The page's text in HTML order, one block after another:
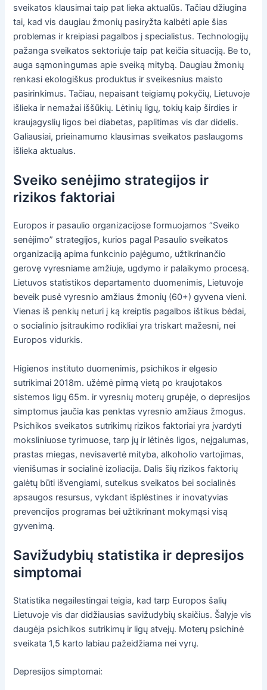
sveikatos klausimai taip pat lieka aktualūs. Tačiau džiugina
tai, kad vis daugiau žmonių pasiryžta kalbėti apie šias
problemas ir kreipiasi pagalbos į specialistus. Technologijų
pažanga sveikatos sektoriuje taip pat keičia situaciją. Be to,
auga sąmoningumas apie sveiką mitybą. Daugiau žmonių
renkasi ekologiškus produktus ir sveikesnius maisto
pasirinkimus. Tačiau, nepaisant teigiamų pokyčių, Lietuvoje
išlieka ir nemažai iššūkių. Lėtinių ligų, tokių kaip širdies ir
kraujagyslių ligos bei diabetas, paplitimas vis dar didelis.
Galiausiai, prieinamumo klausimas sveikatos paslaugoms
išlieka aktualus.
Sveiko senėjimo strategijos ir
rizikos faktoriai
Europos ir pasaulio organizacijose formuojamos “Sveiko
senėjimo” strategijos, kurios pagal Pasaulio sveikatos
organizaciją apima funkcinio pajėgumo, užtikrinančio
gerovę vyresniame amžiuje, ugdymo ir palaikymo procesą.
Lietuvos statistikos departamento duomenimis, Lietuvoje
beveik pusė vyresnio amžiaus žmonių (60+) gyvena vieni.
Vienas iš penkių neturi į ką kreiptis pagalbos ištikus bėdai,
o socialinio įsitraukimo rodikliai yra triskart mažesni, nei
Europos vidurkis.
Higienos instituto duomenimis, psichikos ir elgesio
sutrikimai 2018m. užėmė pirmą vietą po kraujotakos
sistemos ligų 65m. ir vyresnių moterų grupėje, o depresijos
simptomus jaučia kas penktas vyresnio amžiaus žmogus.
Psichikos sveikatos sutrikimų rizikos faktoriai yra įvardyti
moksliniuose tyrimuose, tarp jų ir lėtinės ligos, neįgalumas,
prastas miegas, nevisavertė mityba, alkoholio vartojimas,
vienišumas ir socialinė izoliacija. Dalis šių rizikos faktorių
galėtų būti išvengiami, sutelkus sveikatos bei socialinės
apsaugos resursus, vykdant išplėstines ir inovatyvias
prevencijos programas bei užtikrinant mokymąsi visą
gyvenimą.
Savižudybių statistika ir depresijos
simptomai
Statistika negailestingai teigia, kad tarp Europos šalių
Lietuvoje vis dar didžiausias savižudybių skaičius. Šalyje vis
daugėja psichikos sutrikimų ir ligų atvejų. Moterų psichinė
sveikata 1,5 karto labiau pažeidžiama nei vyrų.
Depresijos simptomai: